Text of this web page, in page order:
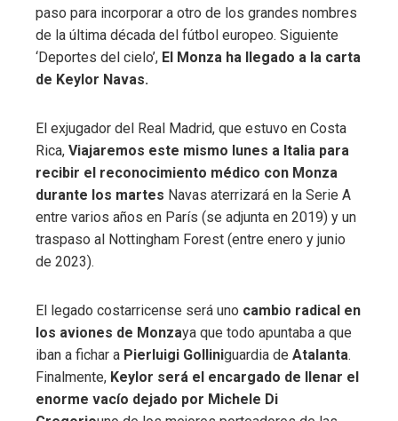
paso para incorporar a otro de los grandes nombres
de la última década del fútbol europeo. Siguiente
‘Deportes del cielo’, El Monza ha llegado a la carta
de Keylor Navas.
El exjugador del Real Madrid, que estuvo en Costa
Rica, Viajaremos este mismo lunes a Italia para
recibir el reconocimiento médico con Monza
durante los martes Navas aterrizará en la Serie A
entre varios años en París (se adjunta en 2019) y un
traspaso al Nottingham Forest (entre enero y junio
de 2023).
El legado costarricense será uno cambio radical en
los aviones de Monzaya que todo apuntaba a que
iban a fichar a Pierluigi Golliniguardia de Atalanta.
Finalmente, Keylor será el encargado de llenar el
enorme vacío dejado por Michele Di